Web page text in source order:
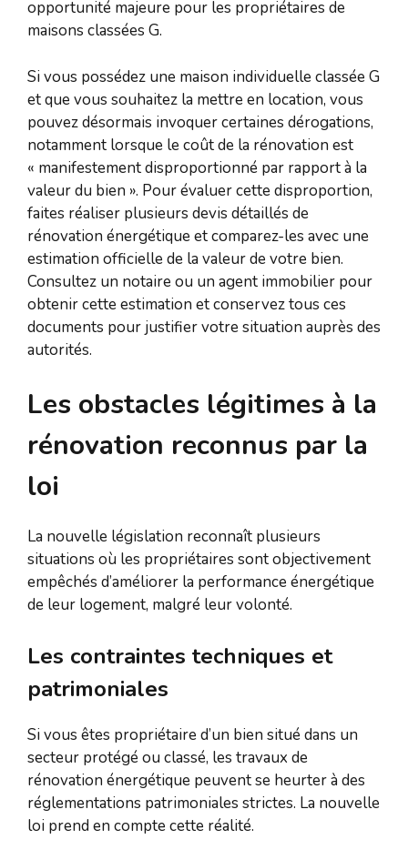
opportunité majeure pour les propriétaires de
maisons classées G.
Si vous possédez une maison individuelle classée G
et que vous souhaitez la mettre en location, vous
pouvez désormais invoquer certaines dérogations,
notamment lorsque le coût de la rénovation est
« manifestement disproportionné par rapport à la
valeur du bien ». Pour évaluer cette disproportion,
faites réaliser plusieurs devis détaillés de
rénovation énergétique et comparez-les avec une
estimation officielle de la valeur de votre bien.
Consultez un notaire ou un agent immobilier pour
obtenir cette estimation et conservez tous ces
documents pour justifier votre situation auprès des
autorités.
Les obstacles légitimes à la
rénovation reconnus par la
loi
La nouvelle législation reconnaît plusieurs
situations où les propriétaires sont objectivement
empêchés d’améliorer la performance énergétique
de leur logement, malgré leur volonté.
Les contraintes techniques et
patrimoniales
Si vous êtes propriétaire d’un bien situé dans un
secteur protégé ou classé, les travaux de
rénovation énergétique peuvent se heurter à des
réglementations patrimoniales strictes. La nouvelle
loi prend en compte cette réalité.